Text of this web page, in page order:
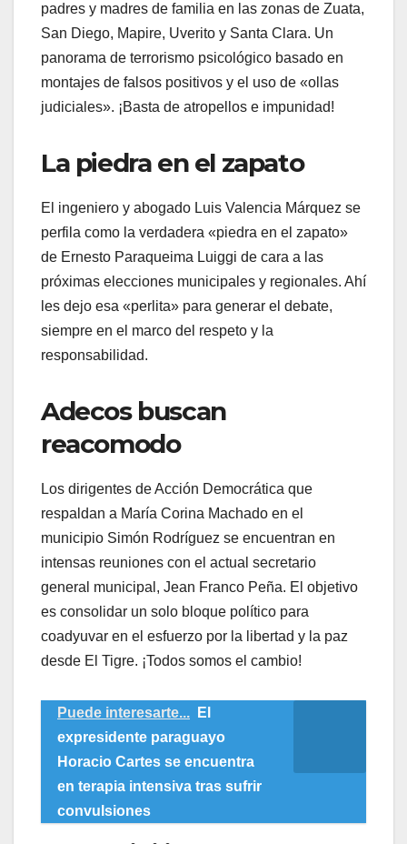
padres y madres de familia en las zonas de Zuata,
San Diego, Mapire, Uverito y Santa Clara. Un
panorama de terrorismo psicológico basado en
montajes de falsos positivos y el uso de «ollas
judiciales». ¡Basta de atropellos e impunidad!
​La piedra en el zapato
​El ingeniero y abogado Luis Valencia Márquez se
perfila como la verdadera «piedra en el zapato»
de Ernesto Paraqueima Luiggi de cara a las
próximas elecciones municipales y regionales. Ahí
les dejo esa «perlita» para generar el debate,
siempre en el marco del respeto y la
responsabilidad.
​Adecos buscan
reacomodo
​Los dirigentes de Acción Democrática que
respaldan a María Corina Machado en el
municipio Simón Rodríguez se encuentran en
intensas reuniones con el actual secretario
general municipal, Jean Franco Peña. El objetivo
es consolidar un solo bloque político para
coadyuvar en el esfuerzo por la libertad y la paz
desde El Tigre. ¡Todos somos el cambio!
Puede interesarte...
El
expresidente paraguayo
Horacio Cartes se encuentra
en terapia intensiva tras sufrir
convulsiones